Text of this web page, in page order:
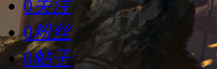
0关注
0粉丝
0帖子